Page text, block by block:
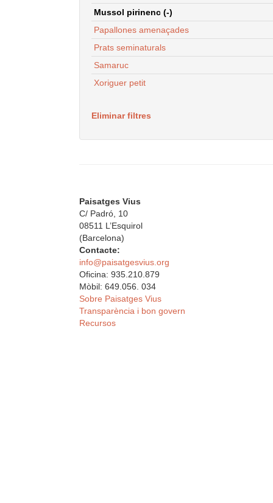
Mussol pirinenc (-)
Papallones amenaçades
Prats seminaturals
Samaruc
Xoriguer petit
Eliminar filtres
Paisatges Vius
C/ Padró, 10
08511 L’Esquirol
(Barcelona)
Contacte:
info@paisatgesvius.org
Oficina: 935.210.879
Mòbil: 649.056. 034
Sobre Paisatges Vius
Transparència i bon govern
Recursos